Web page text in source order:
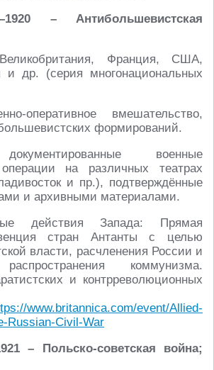
– Антибольшевистская
Франция, США,
и др. (серия многонациональных
оперативное вмешательство,
формирований.
военные
на различных театрах
и пр.), подтверждённые
и архивными материалами.
действия Запада: Прямая
стран Антанты с целью
власти, расчленения России и
коммунизма.
и контрреволюционных
www.britannica.com/event/Allied-
Russian-Civil-War
– Польско-советская война;